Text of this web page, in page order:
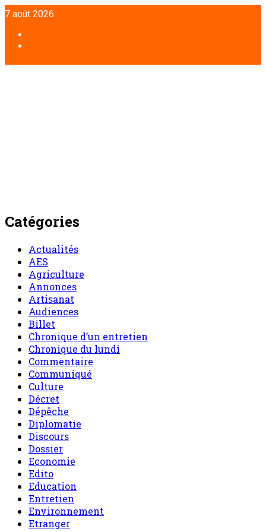
Aller
au
contenu
7 août 2026
Catégories
Actualités
AES
Agriculture
Annonces
Artisanat
Audiences
Billet
Chronique d’un entretien
Chronique du lundi
Commentaire
Communiqué
Culture
Décret
Dépêche
Diplomatie
Discours
Dossier
Economie
Edito
Education
Entretien
Environnement
Etranger